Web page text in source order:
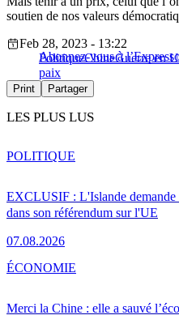
soutien de nos valeurs
Abonnez-vous à
Feb 28, 2023 - 13:22
PolitiqueChineGuerre en
paix
Print Partager
LES PLUS LUS
EXCLUSIF : L'Islande demande
dans son référendum sur l'UE
07.08.2026
POLITIQUE
Merci la Chine : elle a sauvé
ÉCONOMIE